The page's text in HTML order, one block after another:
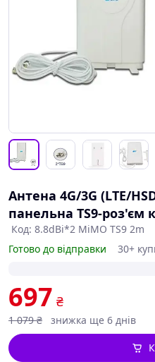
Антена 4G/3G (LTE/
панельна TS9-роз'єм
Код: 8.8dBi*2 MiMO TS9 2m
Готово до відправки
30+
697 ₴
1 079 ₴ знижка ще 6 днів